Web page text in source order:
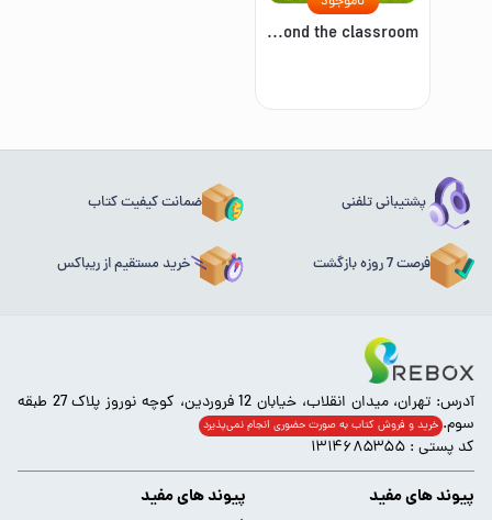
American headway starter: proven success beyond the classroom
پشتیبانی تلفنی ضمانت کیفیت کتاب
فرصت 7 روزه بازگشت خرید مستقیم از ریباکس
آدرس: تهران، میدان انقلاب، خیابان 12 فروردین، کوچه نوروز پلاک 27 طبقه
سوم. خرید و فروش کتاب به صورت حضوری انجام‌ نمی‌پذیرد
کد پستی : ۱۳۱۴۶۸۵۳۵۵
پیوند های مفید پیوند های مفید